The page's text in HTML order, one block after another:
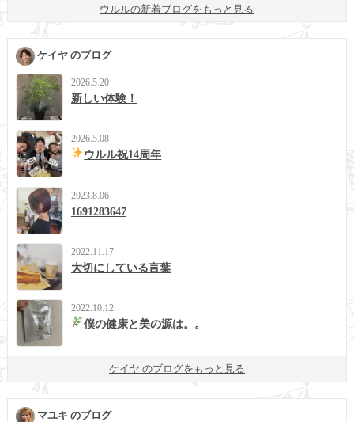
ウルルの新着ブログをもっと見る
ケイヤ のブログ
2026.5.20
新しい体験！
2026.5.08
ウルル祝14周年
2023.8.06
1691283647
2022.11.17
大切にしている言葉
2022.10.12
僕の健康と美の源は。。
ケイヤ のブログをもっと見る
マユキ のブログ